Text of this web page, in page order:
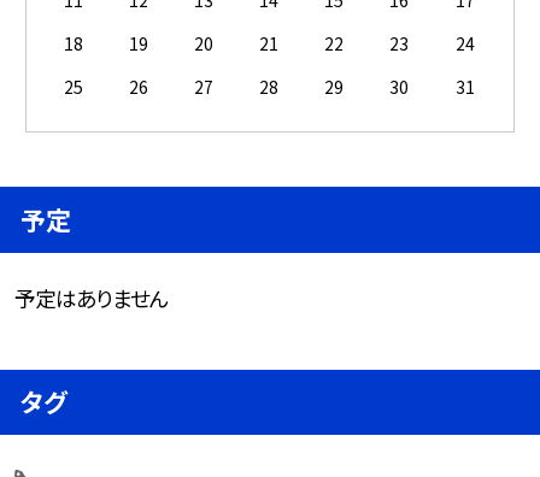
18
19 20 21 22 23
24
25
26 27 28 29 30 31
予定
予定はありません
タグ